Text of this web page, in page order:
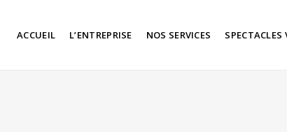
ACCUEIL L’ENTREPRISE NOS SERVICES SPECTACLES